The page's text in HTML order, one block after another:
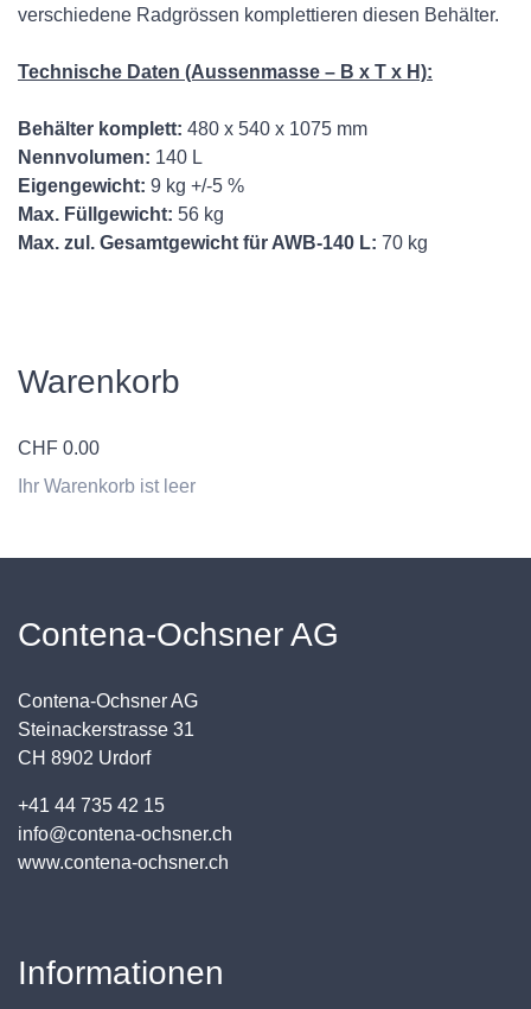
verschiedene Radgrössen komplettieren diesen Behälter.
Technische Daten (Aussenmasse – B x T x H):
Behälter komplett: 480 x 540 x 1075 mm
Nennvolumen: 140 L
Eigengewicht: 9 kg +/-5 %
Max. Füllgewicht: 56 kg
Max. zul. Gesamtgewicht für AWB-140 L: 70 kg
Warenkorb
CHF 0.00
Ihr Warenkorb ist leer
Contena-Ochsner AG
Contena-Ochsner AG
Steinackerstrasse 31
CH 8902 Urdorf
+41 44 735 42 15
info@contena-ochsner.ch
www.contena-ochsner.ch
Informationen